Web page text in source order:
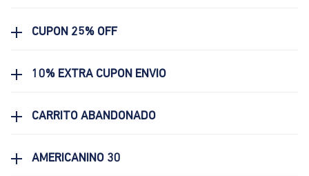
CUPON 25% OFF
10% EXTRA CUPON ENVIO
CARRITO ABANDONADO
AMERICANINO 30